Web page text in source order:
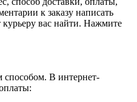
к заказу написать
вас найти. Нажмите
В интернет-